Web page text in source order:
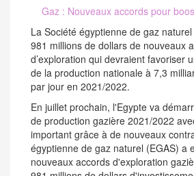
Gaz : Nouveaux accords pour
La Société égyptienne de gaz
981 millions de dollars de nouveaux
d’exploration qui devraient favoriser
de la production nationale à 7,3
par jour en 2021/2022.
En juillet prochain, l'Egypte va
de production gazière 2021/2022
important grâce à de nouveaux
égyptienne de gaz naturel (EGAS) a
nouveaux accords d'exploration